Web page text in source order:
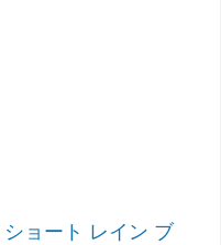
ョート レイン ブ